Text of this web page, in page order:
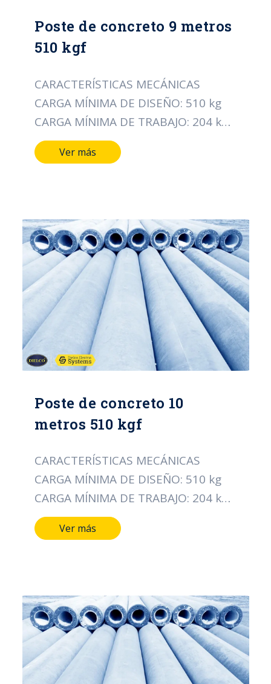
Poste de concreto 9 metros
510 kgf
CARACTERÍSTICAS MECÁNICAS
CARGA MÍNIMA DE DISEÑO: 510 kg
CARGA MÍNIMA DE TRABAJO: 204 kg
CARACTERÍSTICAS DIMENSIONALES
LONGITUD DEL POSTE: 9 MTS
DE ACERO ALAMBRE DE ESPIRAL:
CAL/12 PESO APROXIMADO: 550 Kg
NORMA: ICONTEC 1329
CERTIFICACIÓN: RETIE
Ver más
Poste de concreto 10
metros 510 kgf
CARACTERÍSTICAS MECÁNICAS
CARGA MÍNIMA DE DISEÑO: 510 kg
CARGA MÍNIMA DE TRABAJO: 204 kg
CARACTERÍSTICAS DIMENSIONALES
LONGITUD DEL POSTE: 10 MTS
DE ACERO ALAMBRE DE ESPIRAL:
CAL/12 PESO APROXIMADO: 690 Kg
NORMA: ICONTEC 1329
CERTIFICACIÓN: RETIE
Ver más